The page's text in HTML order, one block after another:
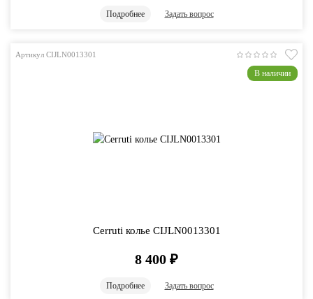
Подробнее Задать вопрос
Артикул CIJLN0013301
В наличии
Cerruti колье CIJLN0013301
8 400 ₽
Подробнее Задать вопрос